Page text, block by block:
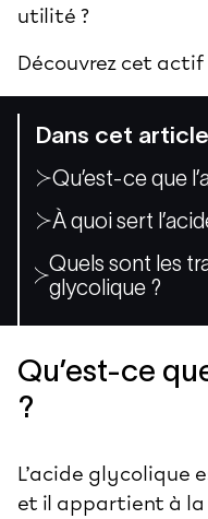
Dans cet
Qu’est-ce que
À quoi sert
Quels sont les
glycolique ?
utilité ?
Découvrez cet
Qu’est-ce
?
L’acide glycolique
et il appartient à la